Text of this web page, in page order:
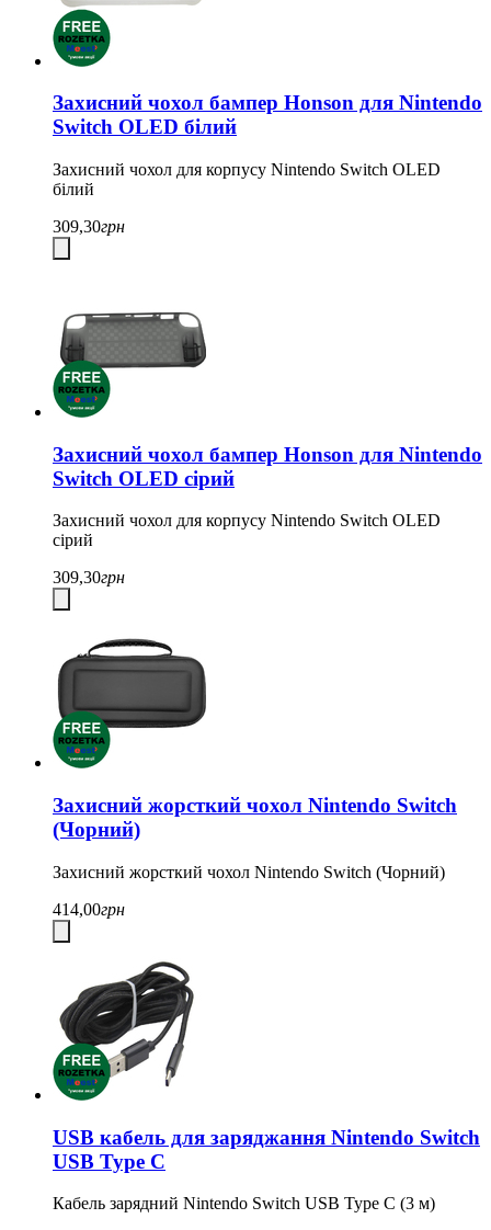
Захисний чохол бампер Honson для Nintendo
Switch OLED білий
Захисний чохол для корпусу Nintendo Switch OLED
білий
309,30грн
Захисний чохол бампер Honson для Nintendo
Switch OLED сірий
Захисний чохол для корпусу Nintendo Switch OLED
сірий
309,30грн
Захисний жорсткий чохол Nintendo Switch
(Чорний)
Захисний жорсткий чохол Nintendo Switch (Чорний)
414,00грн
USB кабель для заряджання Nintendo Switch
USB Type C
Кабель зарядний Nintendo Switch USB Type C (3 м)